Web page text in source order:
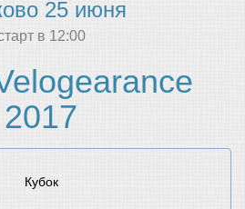
25 июня
в 12:00
2017
Кубок